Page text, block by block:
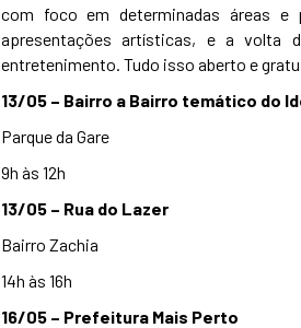
com foco em determinadas áreas e
apresentações artísticas, e a volta
entretenimento. Tudo isso aberto e
13/05 – Bairro a Bairro temático do
Parque da Gare
9h às 12h
13/05 – Rua do Lazer
Bairro Zachia
14h às 16h
16/05 – Prefeitura Mais Perto